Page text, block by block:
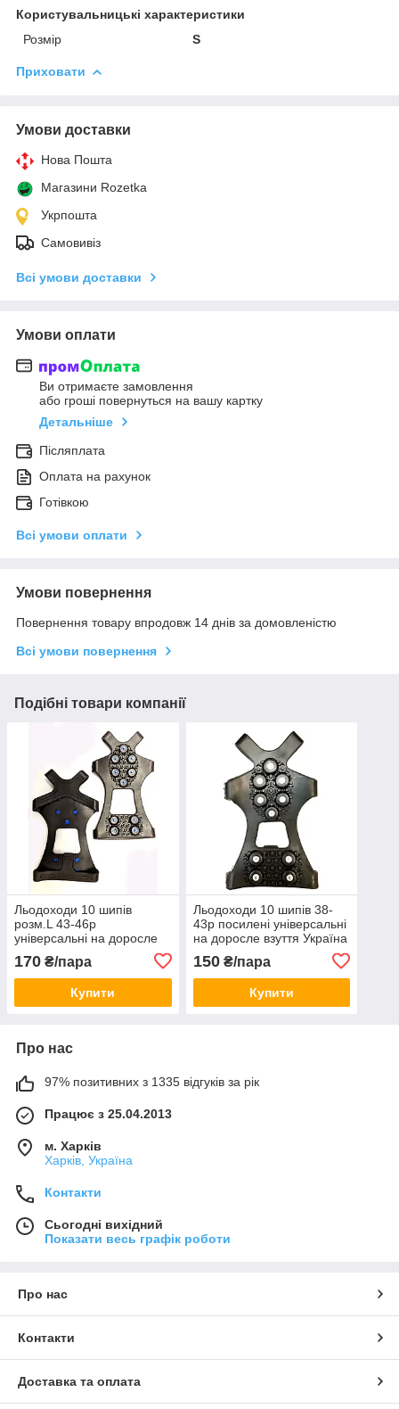
Користувальницькі характеристики
Розмір
S
Приховати
Умови доставки
Нова Пошта
Магазини Rozetka
Укрпошта
Самовивіз
Всі умови доставки
Умови оплати
Ви отримаєте замовлення
або гроші повернуться на вашу картку
Детальніше
Післяплата
Оплата на рахунок
Готівкою
Всі умови оплати
Умови повернення
Повернення товару впродовж 14 днів за домовленістю
Всі умови повернення
Подібні товари компанії
Льодоходи 10 шипів
розм.L 43-46р
універсальні на доросле
170 ₴/пара
Купити
Льодоходи 10 шипів 38-
43р посилені універсальні
на доросле взуття Україна
150₴/пара
Купити
Про нас
97% позитивних з 1335 відгуків за рік
Працює з 25.04.2013
м. Харків
Харків, Україна
Контакти
Сьогодні вихідний
Показати весь графік роботи
Про нас
Контакти
Доставка та оплата